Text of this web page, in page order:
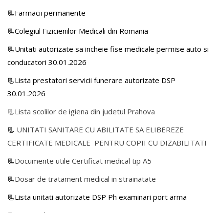
📃Farmacii permanente
📃Colegiul Fizicienilor Medicali din Romania
📃Unitati autorizate sa incheie fise medicale permise auto si
conducatori 30.01.2026
📃Lista prestatori servicii funerare autorizate DSP
30.01.2026
📃Lista scolilor de igiena din judetul Prahova
📃 UNITATI SANITARE CU ABILITATE SA ELIBEREZE
CERTIFICATE MEDICALE PENTRU COPII CU DIZABILITATI
📃Documente utile Certificat medical tip A5
📃Dosar de tratament medical in strainatate
📃Lista unitati autorizate DSP Ph examinari port arma